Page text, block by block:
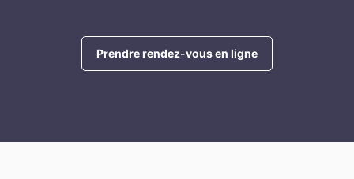
Prendre rendez-vous en ligne